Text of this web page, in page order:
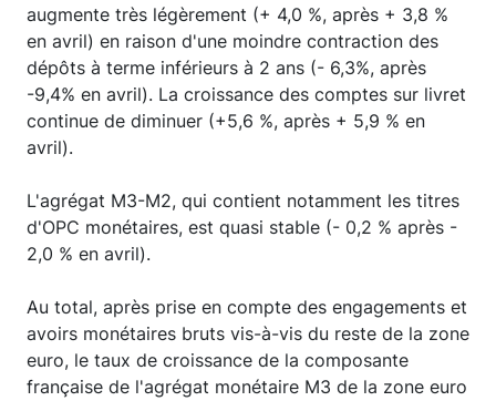
augmente très légèrement (+ 4,0 %, après + 3,8 %
en avril) en raison d'une moindre contraction des
dépôts à terme inférieurs à 2 ans (- 6,3%, après
-9,4% en avril). La croissance des comptes sur livret
continue de diminuer (+5,6 %, après + 5,9 % en
avril).
L'agrégat M3-M2, qui contient notamment les titres
d'OPC monétaires, est quasi stable (- 0,2 % après -
2,0 % en avril).
Au total, après prise en compte des engagements et
avoirs monétaires bruts vis-à-vis du reste de la zone
euro, le taux de croissance de la composante
française de l'agrégat monétaire M3 de la zone euro